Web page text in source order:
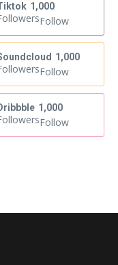
1,000
Follow
1,000
Follow
1,000
Follow